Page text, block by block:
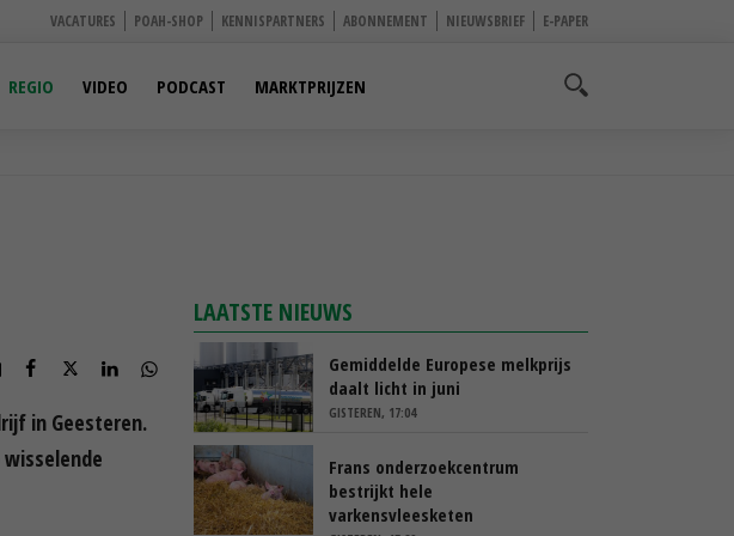
VACATURES POAH-SHOP KENNISPARTNERS ABONNEMENT NIEUWSBRIEF E-PAPER
REGIO VIDEO PODCAST MARKTPRIJZEN
in Geesteren.
LAATSTE NIEUWS
Gemiddelde Europese melkprijs
daalt licht in juni
GISTEREN, 17:04
Frans onderzoekcentrum
bestrijkt hele
varkensvleesketen